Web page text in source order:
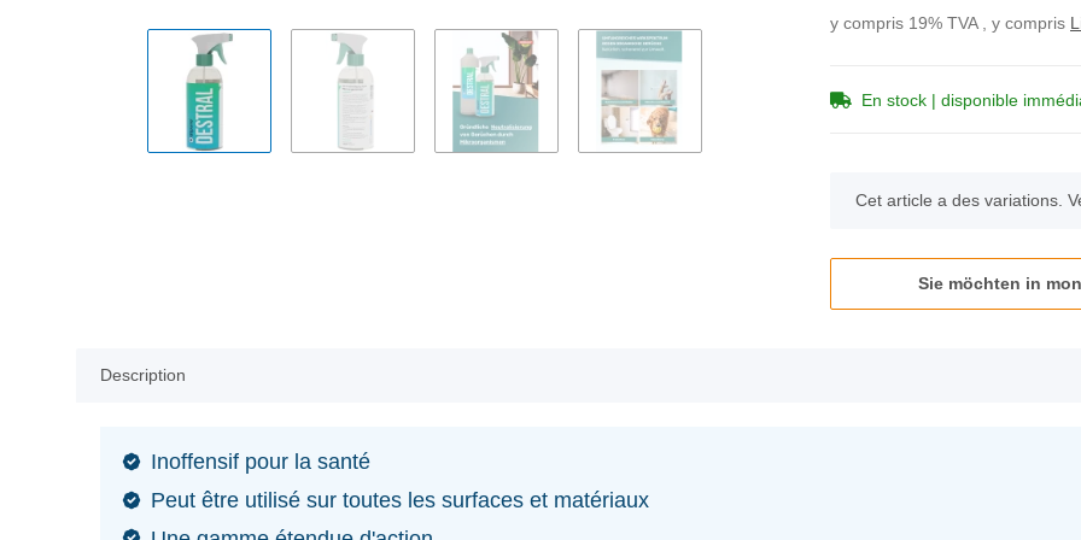
y compris 19% TVA , y compris
En stock | disponible
x
Cet article a des variations.
Sie möchten in
Description
Inoffensif pour la santé
Peut être utilisé sur toutes les surfaces et matériaux